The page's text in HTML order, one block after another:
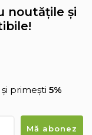
noutățile și
primești 5%